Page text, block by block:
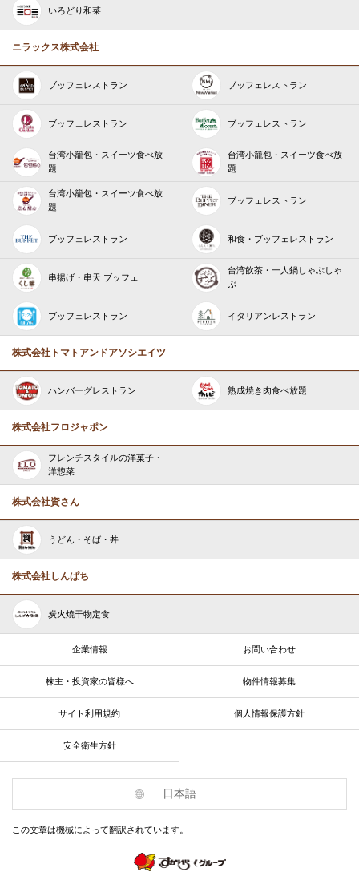
いろどり和菜
ニラックス株式会社
ブッフェレストラン ブッフェレストラン
ブッフェレストラン ブッフェレストラン
台湾小籠包・スイーツ食べ放
題
台湾小籠包・スイーツ食べ放
題
台湾小籠包・スイーツ食べ放
題
ブッフェレストラン
ブッフェレストラン 和食・ブッフェレストラン
串揚げ・串天 ブッフェ
台湾飲茶・一人鍋しゃぶしゃ
ぶ
ブッフェレストラン イタリアンレストラン
株式会社トマトアンドアソシエイツ
ハンバーグレストラン 熟成焼き肉食べ放題
株式会社フロジャポン
フレンチスタイルの洋菓子・
洋惣菜
株式会社資さん
うどん・そば・丼
株式会社しんぱち
炭火焼干物定食
企業情報 お問い合わせ
株主・投資家の皆様へ 物件情報募集
サイト利用規約 個人情報保護方針
安全衛生方針
日本語
この文章は機械によって翻訳されています。